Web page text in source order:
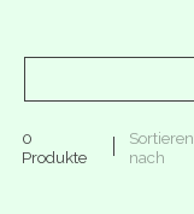
0
Produkte
Sortieren
nach